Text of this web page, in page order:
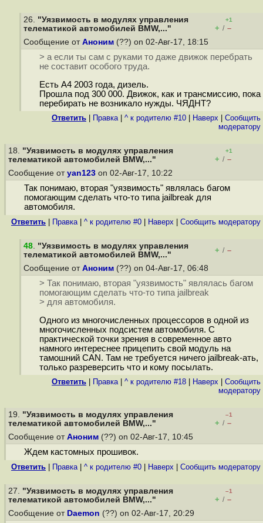
26. "Уязвимость в модулях управления
телематикой автомобилей BMW,..."
+1
+ / –
Сообщение от Аноним (??) on 02-Авг-17, 18:15
> а если ты сам с руками то даже движок перебрать
не составит особого труда.
Есть А4 2003 года, дизель.
Прошла под 300 000. Движок, как и трансмиссию, пока
перебирать не возникало нужды. ЧЯДНТ?
Ответить Правка| ^ к родителю #10 Наверх
Cообщить
модератору
18. "Уязвимость в модулях управления
телематикой автомобилей BMW,..."
+1
+ / –
Сообщение от yan123 on 02-Авг-17, 10:22
Так понимаю, вторая "уязвимость" являлась багом
помогающим сделать что-то типа jailbreak для
автомобиля.
Ответить Правка| ^ к родителю #0 Наверх Cообщить модератору
48. "Уязвимость в модулях управления
телематикой автомобилей BMW,..."
+ / –
Сообщение от Аноним (??) on 04-Авг-17, 06:48
> Так понимаю, вторая "уязвимость" являлась багом
помогающим сделать что-то типа jailbreak
> для автомобиля.
Одного из многочисленных процессоров в одной из
многочисленных подсистем автомобиля. С
практической точки зрения в современное авто
намного интереснее прицепить свой модуль на
тамошний CAN. Там не требуется ничего jailbreak-ать,
только разреверсить что и кому посылать.
Ответить Правка| ^ к родителю #18 Наверх
Cообщить
модератору
19. "Уязвимость в модулях управления
телематикой автомобилей BMW,..."
–1
+ / –
Сообщение от Аноним (??) on 02-Авг-17, 10:45
Ждем кастомных прошивок.
Ответить Правка| ^ к родителю #0 Наверх Cообщить модератору
27. "Уязвимость в модулях управления
телематикой автомобилей BMW,..."
–1
+ / –
Сообщение от Daemon (??) on 02-Авг-17, 20:29